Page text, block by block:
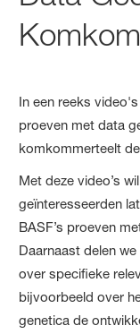
In een reeks
proeven met data
komkommerteelt
Met deze video’s
geïnteresseerden
BASF’s proeven
Daarnaast delen
over specifieke
bijvoorbeeld over
genetica de